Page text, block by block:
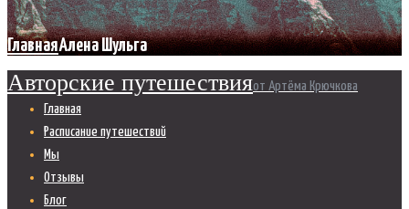
ГлавнаяАлена Шульга
Авторские путешествияот Артёма Крючкова
Главная
Расписание путешествий
Мы
Отзывы
Блог